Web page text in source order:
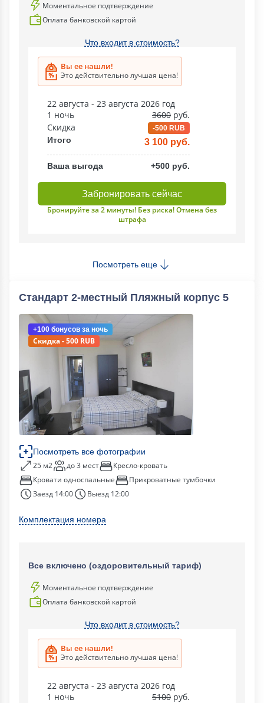
Моментальное подтверждение
Оплата банковской картой
Что входит в стоимость?
Вы ее нашли!
Это действительно лучшая цена!
22 августа - 23 августа 2026 год
1 ночь
3600 руб.
Скидка
-500 RUB
Итого 3 100 руб.
Ваша выгода +500 руб.
Забронировать сейчас
Бронируйте за 2 минуты! Без риска! Отмена без
штрафа
Посмотреть еще
Стандарт 2-местный Пляжный корпус 5
+100 бонусов за ночь
Скидка - 500 RUB
Посмотреть все фотографии
25 м2 до 3 мест
Кресло-кровать
Кровати односпальные
Прикроватные тумбочки
Заезд 14:00
Выезд 12:00
Комплектация номера
Все включено (оздоровительный тариф)
Моментальное подтверждение
Оплата банковской картой
Что входит в стоимость?
Вы ее нашли!
Это действительно лучшая цена!
22 августа - 23 августа 2026 год
1 ночь
5100 руб.